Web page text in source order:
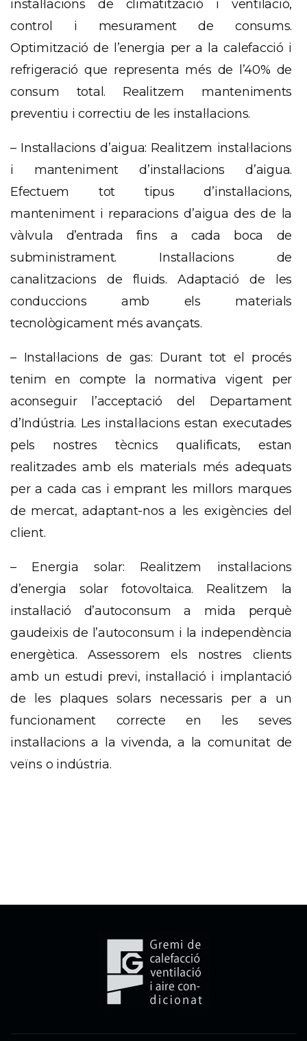
instal·lacions de climatització i ventilació,
control i mesurament de consums.
Optimització de l’energia per a la calefacció i
refrigeració que representa més de l’40% de
consum total. Realitzem manteniments
preventiu i correctiu de les instal·lacions.
– Instal·lacions d’aigua: Realitzem instal·lacions
i manteniment d’instal·lacions d’aigua.
Efectuem tot tipus d’instal·lacions,
manteniment i reparacions d’aigua des de la
vàlvula d’entrada fins a cada boca de
subministrament. Instal·lacions de
canalitzacions de fluids. Adaptació de les
conduccions amb els materials
tecnològicament més avançats.
– Instal·lacions de gas: Durant tot el procés
tenim en compte la normativa vigent per
aconseguir l’acceptació del Departament
d’Indústria. Les instal·lacions estan executades
pels nostres tècnics qualificats, estan
realitzades amb els materials més adequats
per a cada cas i emprant les millors marques
de mercat, adaptant-nos a les exigències del
client.
– Energia solar: Realitzem instal·lacions
d’energia solar fotovoltaica. Realitzem la
instal·lació d’autoconsum a mida perquè
gaudeixis de l’autoconsum i la independència
energètica. Assessorem els nostres clients
amb un estudi previ, instal·lació i implantació
de les plaques solars necessaris per a un
funcionament correcte en les seves
instal·lacions a la vivenda, a la comunitat de
veïns o indústria.